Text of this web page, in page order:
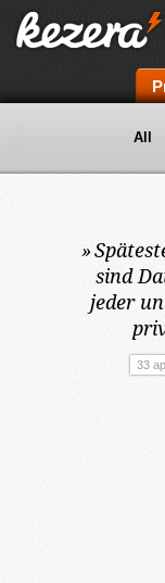
All
»
sind
jeder
33